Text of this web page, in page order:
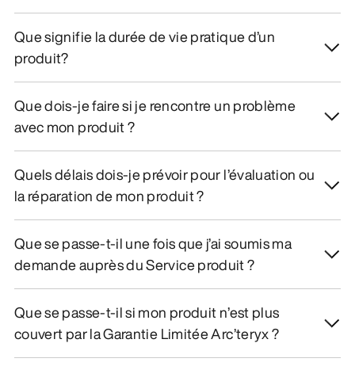
Que signifie la durée de vie pratique d’un
produit?
Que dois-je faire si je rencontre un problème
avec mon produit ?
Quels délais dois-je prévoir pour l’évaluation ou
la réparation de mon produit ?
Que se passe-t-il une fois que j’ai soumis ma
demande auprès du Service produit ?
Que se passe-t-il si mon produit n’est plus
couvert par la Garantie Limitée Arc’teryx ?